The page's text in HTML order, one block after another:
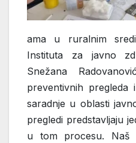
ama u ruralnim
Instituta za javno
Snežana
preventivnih pregleda
saradnje u oblasti
pregledi predstavljaju
u tom procesu. Naš